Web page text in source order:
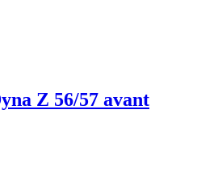
Z 56/57 avant